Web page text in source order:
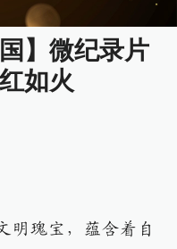
】微纪录片
如火
明瑰宝，蕴含着自